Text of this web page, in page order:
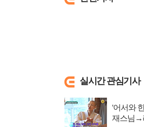
실시간 관심기사
'어서와
재스님→